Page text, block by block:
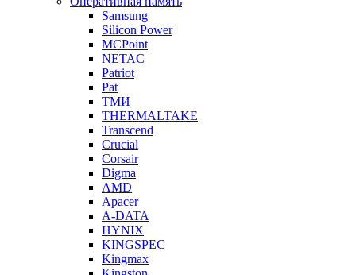
Samsung
Silicon Power
MCPoint
NETAC
Patriot
Pat
ТМИ
THERMALTAKE
Transcend
Crucial
Corsair
Digma
AMD
Apacer
A-DATA
HYNIX
KINGSPEC
Kingmax